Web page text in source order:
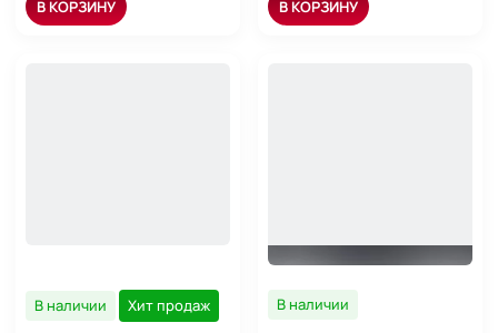
В КОРЗИНУ В КОРЗИНУ
В наличии Хит продаж
В наличии